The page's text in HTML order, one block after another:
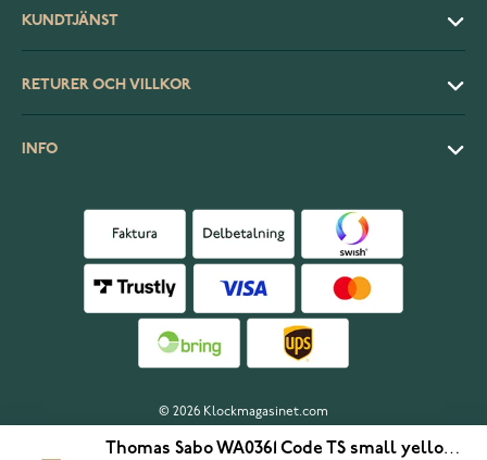
KUNDTJÄNST
RETURER OCH VILLKOR
INFO
© 2026 Klockmagasinet.com
Thomas Sabo WA0361 Code TS small yellow gold